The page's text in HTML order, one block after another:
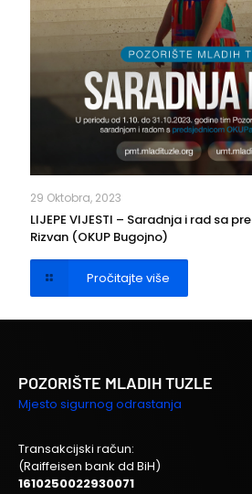
29 Oktobra, 2023
LIJEPE VIJESTI – Saradnja i rad sa
Rizvan (OKUP Bugojno)
Pročitajte više
POZORIŠTE MLADIH TUZLE
Mjesto sigurnog odrastanja
Transakcijski račun:
(Raiffeisen bank dd BiH)
1610250022930071